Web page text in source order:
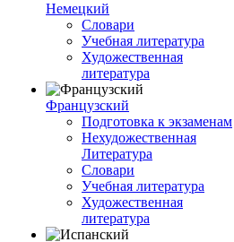
Немецкий
Словари
Учебная литература
Художественная
литература
Французский
Подготовка к экзаменам
Нехудожественная
Литература
Словари
Учебная литература
Художественная
литература